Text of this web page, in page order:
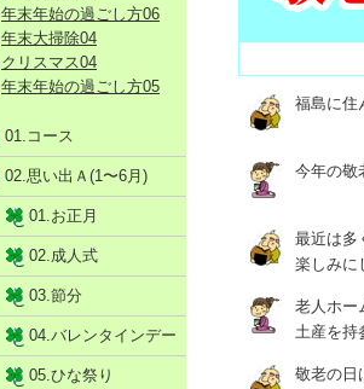
福島に住
今年の敬
最近は多
楽しみに
老人ホー
土産を持
敬老の日
年末年始の過ごし方06
年末大掃除04
クリスマス04
年末年始の過ごし方05
01.コース
02.思い出Ａ(1〜6月)
01.お正月
02.成人式
03.節分
04.バレンタインデー
05.ひな祭り